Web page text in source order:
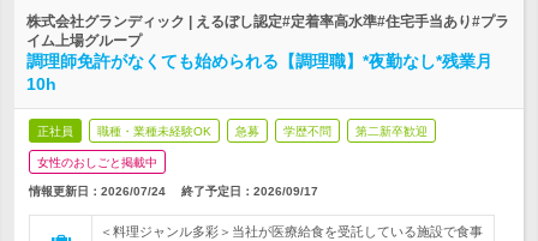
株式会社グランディック | えるぼし認定#定着率高水準#住宅手当あり#プラ
イム上場グループ
調理師免許がなくても始められる【調理職】*夜勤なし*残業月
10h
正社員 職種・業種未経験OK 急募 学歴不問 第二新卒歓迎
女性のおしごと掲載中
情報更新日：2026/07/24 終了予定日： 2026/09/17
＜料理ジャンル多彩＞当社が医療給食を受託している施設で食事